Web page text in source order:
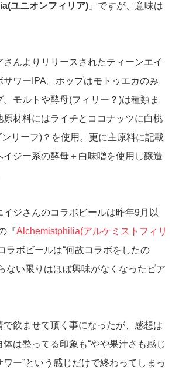
ユニオンフィリア) 」ですが、意味は
んよりリリースされたティーンエイ
サワーIPA。ホップはモトゥエカのみ
モルトや酵母(フィリー？)は種類ま
原材料にはライチとココナッツに白桃
リーフ)？を使用。更に主原料に記載
イジー系の酵母＋白味噌を使用し醸造
イジさんのコラボビールは昨年9月以
『Alchemistphilia(アルケミストフィリ
ラボビールは“何故コラボをしたの
ない限りはほぼ興味がなくなったビア
で飲ませて頂く事になったが、感想は
は整ってる印象も“やや果汁さも感じ
ー”という感じだけで終わってしまっ